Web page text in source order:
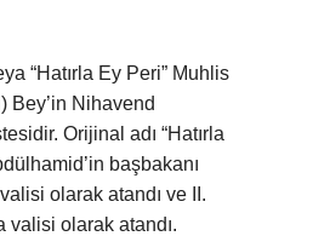
“Hatırla Ey Peri” Muhlis
Bey’in Nihavend
Orijinal adı “Hatırla
başbakanı
olarak atandı ve II.
valisi olarak atandı.